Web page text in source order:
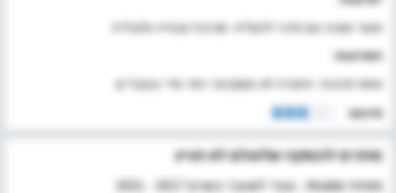
מוצר מגניב עם סיכוי להצליח. סביבת עבודה גלובלית
חסרונות:
אפס תרבות. החברה לא משקיעה יותר מדי בעובדים
סיכום:
מחכים להנפקה שלעולם לא תגיע
מפתח Mobile , עובד לשעבר בשנים 2017 - 2021